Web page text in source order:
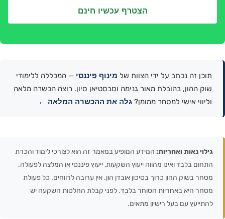
הצטרף עכשיו חינם
תוכן זה נכתב על ידי הצוות של מינוף פיננסי — המכללה ללימודי
שוק ההון, בהובלת מאור גנימה וסבסטיאן סיון. רוצה הכשרה מלאה
וליווי אישי למסחר ממומן? גלה את ההכשרה המלאה ←
גילוי נאות ואחריות: המידע המופיע במאמר זה הוא לצורכי לימוד והכרת
התחום בלבד ואינו מהווה ייעוץ השקעות, ייעוץ פיננסי או המלצה לפעולה.
מסחר בשוק ההון כרוך בסיכון אובדן הון. אין ערובה לרווחים. כל פעולת
מסחר היא באחריות הסוחר בלבד. לפני קבלת החלטות השקעה יש
להתייעץ עם בעל רישיון מתאים.